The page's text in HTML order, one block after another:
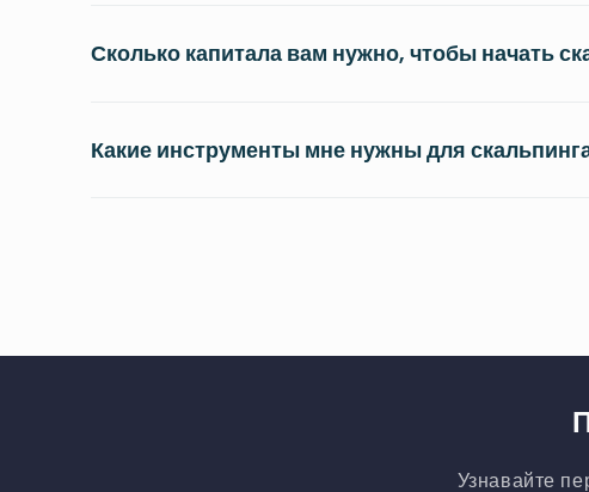
Сколько капитала вам нужно, чтобы начать
Какие инструменты мне нужны для
Узнавайте